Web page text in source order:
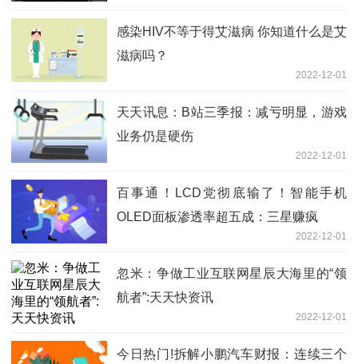
感染HIV不等于得艾滋病 你知道什么是艾
滋病吗？
2022-12-01
天天讯息：B站三季报：减亏明显，游戏
业务仍是硬伤
2022-12-01
百事通！LCD党彻底输了！智能手机
OLED面板渗透率超五成：三星赚疯
2022-12-01
忽米：争做工业互联网星辰大海里的“领
航者”:天天快资讯
2022-12-01
今日热门!拆解小鹏汽车财报：连续三个